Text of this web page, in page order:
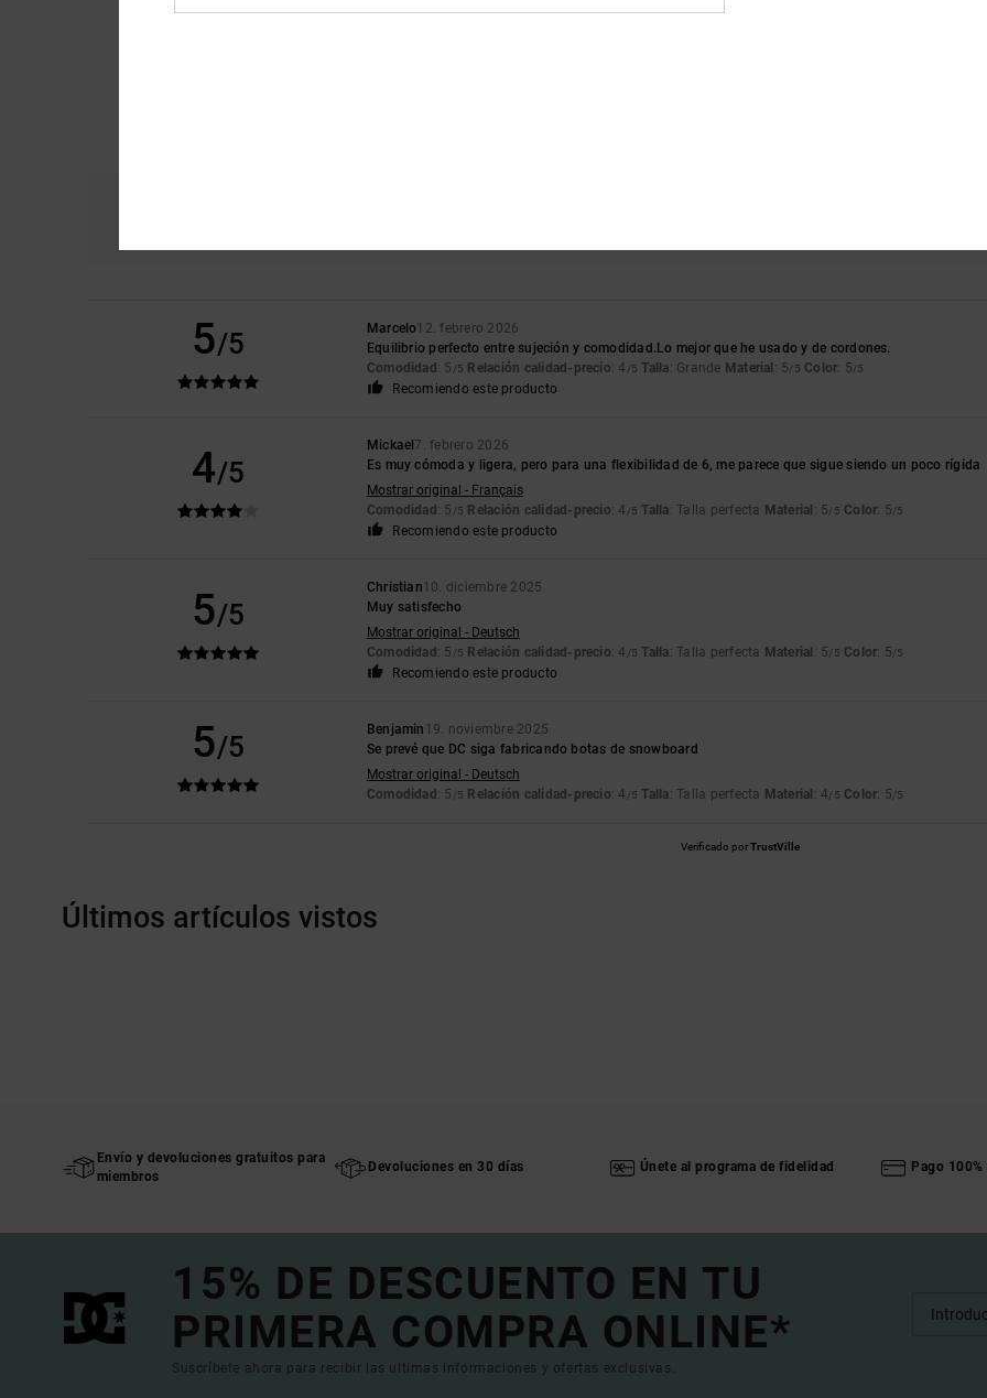
5/5 Marcelo12. febrero 2026
Equilibrio perfecto entre sujeción y comodidad.Lo mejor que he usado y de cordones.
Comodidad : 5 /5 Relación calidad-precio: 4 /5 Talla: Grande Material : 5/5 Color: 5/5
Recomiendo este producto
4/5
Mickael 7. febrero 2026
Es muy cómoda y ligera, pero para una flexibilidad de 6, me parece que sigue siendo un poco rígida
Mostrar original - Français
Comodidad : 5 /5 Relación calidad-precio: 4 /5 Talla: Talla perfecta Material : 5/5 Color: 5/5
Recomiendo este producto
5/5
Christian10. diciembre 2025
Muy satisfecho
Mostrar original - Deutsch
Comodidad : 5 /5 Relación calidad-precio: 4 /5 Talla: Talla perfecta Material : 5/5 Color: 5/5
Recomiendo este producto
5/5
Benjamin 19. noviembre 2025
Se prevé que DC siga fabricando botas de snowboard
Mostrar original - Deutsch
Comodidad : 5 /5 Relación calidad-precio: 4 /5 Talla: Talla perfecta Material : 4/5 Color: 5/5
Verificado porTrustVille
Últimos artículos vistos
Envío y devoluciones gratuitos para
miembros
Devoluciones en 30 días Únete al programa de fidelidad Pago
15% DE DESCUENTO EN TU
PRIMERA COMPRA ONLINE*
Suscríbete ahora para recibir las ultimas informaciones y ofertas exclusivas.